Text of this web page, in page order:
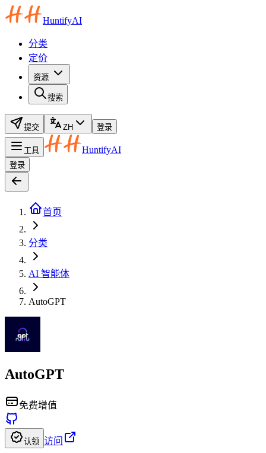
HuntifyAI
分类
定价
资源
搜索
提交 ZH 登录
工具 HuntifyAI
登录
首页
分类
AI 智能体
AutoGPT
AutoGPT
免费增值
认领 访问